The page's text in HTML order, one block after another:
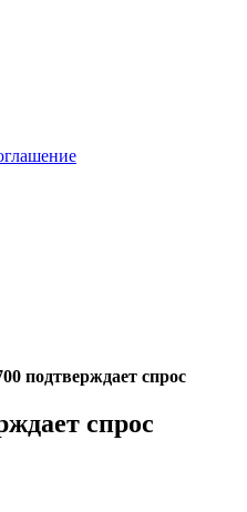
подтверждает спрос
спрос